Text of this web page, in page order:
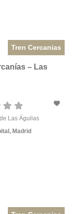
Tren Cercanias
– Las
Las Águilas
, Madrid